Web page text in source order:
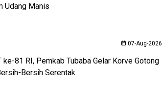
Udang Manis
07-Aug-2026
ke-81 RI, Pemkab Tubaba Gelar Korve Gotong
Bersih Serentak